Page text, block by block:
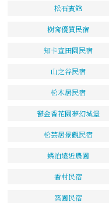
松石賓館
樹窩優質民宿
知卡宣田園民宿
山之谷民宿
松木居民宿
鬱金香花園夢幻城堡
松芸居景觀民宿
蝶泊遠近農園
香村民宿
築園民宿